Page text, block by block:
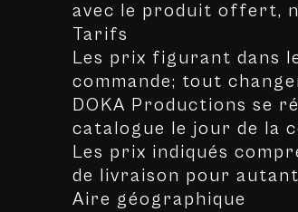
avec le produit offert,
Tarifs
Les prix figurant dans
commande; tout
DOKA Productions se
catalogue le jour de la
Les prix indiqués
de livraison pour autant
Aire géographique